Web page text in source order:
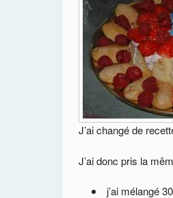
J’ai changé de
J’ai donc pris la
j’ai mélangé